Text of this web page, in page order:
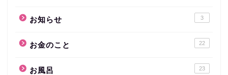
お知らせ 3
お金のこと 22
お風呂 23